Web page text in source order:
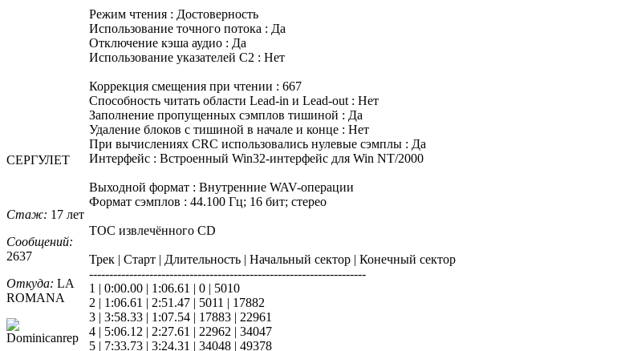
СЕРГУЛЕТ
Стаж: 17 лет
Сообщений:
2637
Откуда: LA
ROMANA
Режим чтения : Достоверность
Использование точного потока : Да
Отключение кэша аудио : Да
Использование указателей C2 : Нет
Коррекция смещения при чтении : 667
Способность читать области Lead-in и Lead-out : Нет
Заполнение пропущенных сэмплов тишиной : Да
Удаление блоков с тишиной в начале и конце : Нет
При вычислениях CRC использовались нулевые сэмплы : Да
Интерфейс : Встроенный Win32-интерфейс для Win NT/2000
Выходной формат : Внутренние WAV-операции
Формат сэмплов : 44.100 Гц; 16 бит; стерео
TOC извлечённого CD
Трек | Старт | Длительность | Начальный сектор | Конечный сектор
---------------------------------------------------------------------
1 | 0:00.00 | 1:06.61 | 0 | 5010
2 | 1:06.61 | 2:51.47 | 5011 | 17882
3 | 3:58.33 | 1:07.54 | 17883 | 22961
4 | 5:06.12 | 2:27.61 | 22962 | 34047
5 | 7:33.73 | 3:24.31 | 34048 | 49378